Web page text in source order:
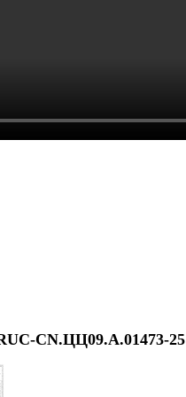
CN.ЦЦ09.А.01473-25